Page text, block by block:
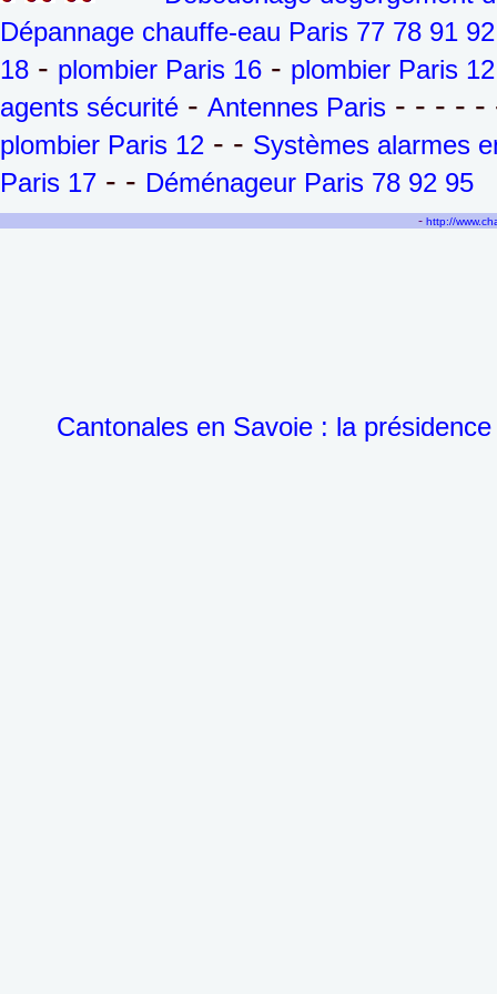
Dépannage chauffe-eau Paris 77 78 91
18 - plombier Paris 16 - plombier Paris 12
agents sécurité - Antennes Paris - - - -
plombier Paris 12 - - Systèmes alarmes
Paris 17 - - Déménageur Paris 78 92 95
- http://
Cantonales en Savoie : la